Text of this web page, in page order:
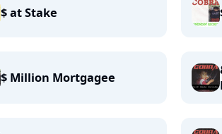
$ at Stake
$ Million Mortgagee